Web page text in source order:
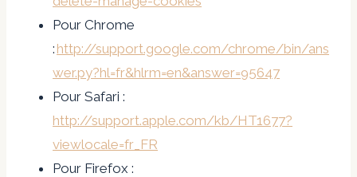
Pour Chrome
: http://support.google.com/chrome/bin/ans
wer.py?hl=fr&hlrm=en&answer=95647
Pour Safari :
http://support.apple.com/kb/HT1677?
viewlocale=fr_FR
Pour Firefox :